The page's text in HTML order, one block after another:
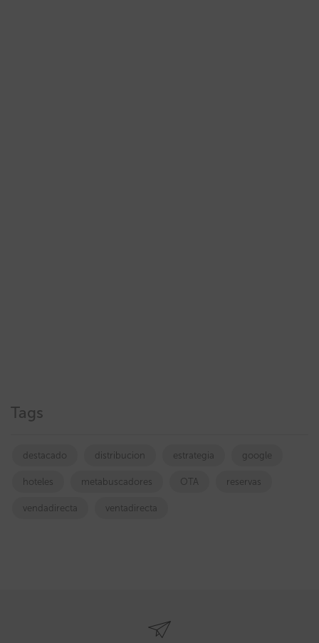
Tags
destacado distribucion estrategia google
hoteles metabuscadores OTA reservas
vendadirecta ventadirecta